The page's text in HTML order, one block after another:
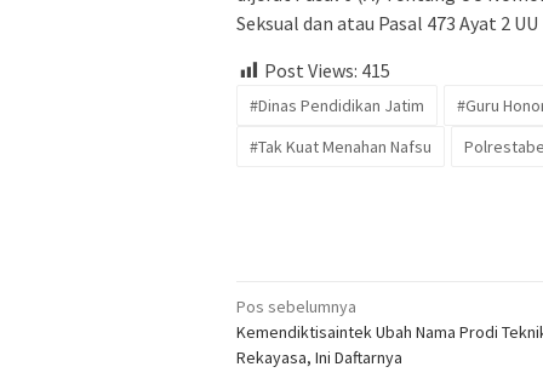
Seksual dan atau Pasal 473 Ayat 2
Post Views: 415
#Dinas Pendidikan Jatim
#Guru
#Tak Kuat Menahan Nafsu
Navigasi
pos
Pos sebelumnya
Kemendiktisaintek Ubah Nama Prodi
Rekayasa, Ini Daftarnya